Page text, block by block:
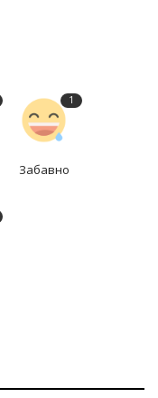
1
Забавно